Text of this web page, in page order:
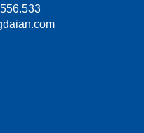
bảo khô và sạch.
hoặc sử dụng keo
hướng phản sáng, giữ